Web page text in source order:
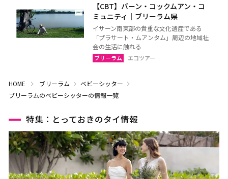
【CBT】バーン・コックムアン・コ
ミュニティ｜ブリーラム県
イサーン南東部の貴重な文化遺産である
「プラサート・ムアンタム」周辺の地域社
会の生活に触れる
ブリーラム エコツアー
HOME ブリーラム
ベビーシッター
ブリーラムのベビーシッターの情報一覧
特集：とっておきのタイ情報